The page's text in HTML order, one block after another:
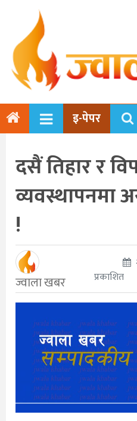
इ-पेपर
दसैं तिहार र
!
ज्वाला खबर
प्रकाशित